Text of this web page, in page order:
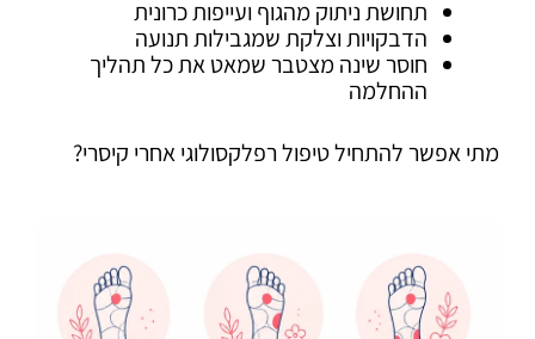
תחושת ניתוק מהגוף ועייפות כרונית
הדבקויות וצלקת שמגבילות תנועה
חוסר שינה מצטבר שמאט את כל תהליך
ההחלמה
מתי אפשר להתחיל טיפול רפלקסולוגי אחרי קיסרי?